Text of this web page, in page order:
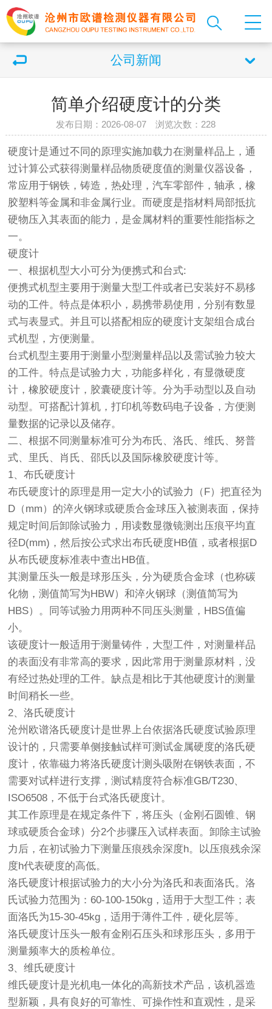
公司新闻
简单介绍硬度计的分类
发布日期：2026-08-07 浏览次数： 228
硬度计是通过不同的原理实施加载力在测量样品上，通
过计算公式获得测量样品物质硬度值的测量仪器设备，
常应用于钢铁，铸造，热处理，汽车零部件，轴承，橡
胶塑料等金属和非金属行业。而硬度是指材料局部抵抗
硬物压入其表面的能力，是金属材料的重要性能指标之
一。
硬度计
一、根据机型大小可分为便携式和台式:
便携式机型主要用于测量大型工件或者已安装好不易移
动的工件。特点是体积小，易携带易使用，分别有数显
式与表显式。并且可以搭配相应的硬度计支架组合成台
式机型，方便测量。
台式机型主要用于测量小型测量样品以及需试验力较大
的工件。特点是试验力大，功能多样化，有显微硬度
计，橡胶硬度计，胶囊硬度计等。分为手动型以及自动
动型。可搭配计算机，打印机等数码电子设备，方便测
量数据的记录以及储存。
二、根据不同测量标准可分为布氏、洛氏、维氏、努普
式、里氏、肖氏、邵氏以及国际橡胶硬度计等。
1、布氏硬度计
布氏硬度计的原理是用一定大小的试验力（F）把直径为
D（mm）的淬火钢球或硬质合金球压入被测表面，保持
规定时间后卸除试验力，用读数显微镜测出压痕平均直
径D(mm)，然后按公式求出布氏硬度HB值，或者根据D
从布氏硬度标准表中查出HB值。
其测量压头一般是球形压头，分为硬质合金球（也称碳
化物，测值简写为HBW）和淬火钢球（测值简写为
HBS）。同等试验力用两种不同压头测量，HBS值偏
小。
该硬度计一般适用于测量铸件，大型工件，对测量样品
的表面没有非常高的要求，因此常用于测量原材料，没
有经过热处理的工件。缺点是相比于其他硬度计的测量
时间稍长一些。
2、洛氏硬度计
沧州欧谱洛氏硬度计是世界上台依据洛氏硬度试验原理
设计的，只需要单侧接触试样可测试金属硬度的洛氏硬
度计，依靠磁力将洛氏硬度计测头吸附在钢铁表面，不
需要对试样进行支撑，测试精度符合标准GB/T230、
ISO6508，不低于台式洛氏硬度计。
其工作原理是在规定条件下，将压头（金刚石圆锥、钢
球或硬质合金球）分2个步骤压入试样表面。卸除主试验
力后，在初试验力下测量压痕残余深度h。以压痕残余深
度h代表硬度的高低。
洛氏硬度计根据试验力的大小分为洛氏和表面洛氏。洛
氏试验力范围为：60-100-150kg，适用于大型工件；表
面洛氏为15-30-45kg，适用于薄件工件，硬化层等。
洛氏硬度计压头一般有金刚石压头和球形压头，多用于
测量频率大的质检单位。
3、维氏硬度计
维氏硬度计是光机电一体化的高新技术产品，该机器造
型新颖，具有良好的可靠性、可操作性和直观性，是采